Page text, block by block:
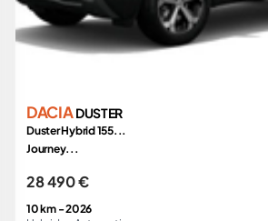
DACIADUSTER
Duster Hybrid 155...
Journey...
28 490 €
10 km -2026